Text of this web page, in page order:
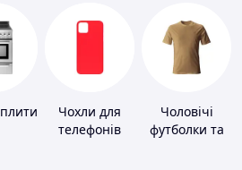
Чохли для
телефонів
Чоловічі
футболки та